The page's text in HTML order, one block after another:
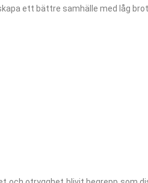
ett bättre samhälle med låg